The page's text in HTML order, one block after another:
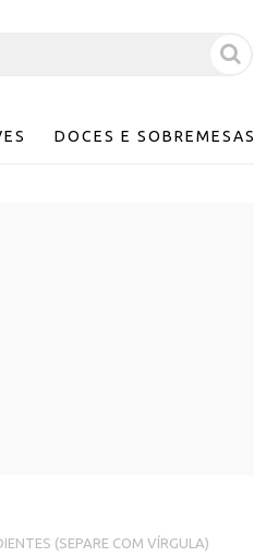
DOCES E SOBREMESAS
(SEPARE COM VÍRGULA)